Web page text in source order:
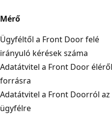
Mérő
Ügyféltől a Front Door felé
irányuló kérések száma
Adatátvitel a Front Door
forrásra
Adatátvitel a Front Doorról az
ügyfélre